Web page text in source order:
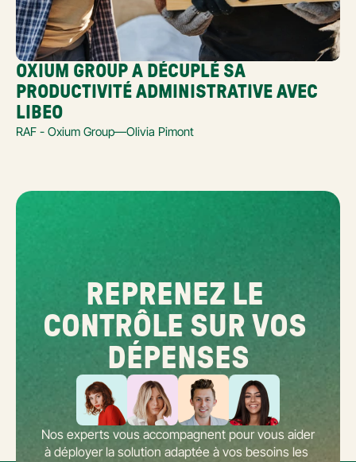
OXIUM GROUP A DÉCUPLÉ SA
PRODUCTIVITÉ ADMINISTRATIVE AVEC
LIBEO
RAF - Oxium Group—Olivia Pimont
REPRENEZ LE
CONTRÔLE SUR VOS
DÉPENSES
Nos experts vous accompagnent pour vous aider
à déployer la solution adaptée à vos besoins les